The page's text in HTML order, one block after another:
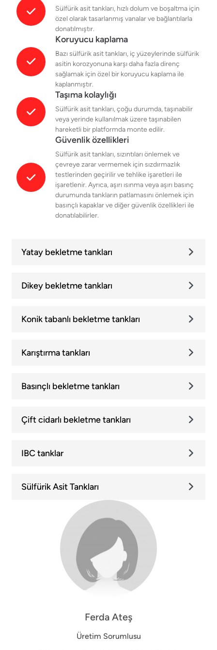
Sülfürik asit tankları, hızlı dolum ve boşaltma için
özel olarak tasarlanmış vanalar ve bağlantılarla
donatılmıştır.
Koruyucu kaplama
Bazı sülfürik asit tankları, iç yüzeylerinde sülfürik
asitin korozyonuna karşı daha fazla direnç
sağlamak için özel bir koruyucu kaplama ile
kaplanmıştır.
Taşıma kolaylığı
Sülfürik asit tankları, çoğu durumda, taşınabilir
veya yerinde kullanılmak üzere taşınabilen
hareketli bir platformda monte edilir.
Güvenlik özellikleri
Sülfürik asit tankları, sızıntıları önlemek ve
çevreye zarar vermemek için sızdırmazlık
testlerinden geçirilir ve tehlike işaretleri ile
işaretlenir. Ayrıca, aşırı ısınma veya aşırı basınç
durumunda tankların patlamasını önlemek için
basınçlı kapaklar ve diğer güvenlik özellikleri ile
donatılabilirler.
Yatay bekletme tankları
Dikey bekletme tankları
Konik tabanlı bekletme tankları
Karıştırma tankları
Basınçlı bekletme tankları
Çift cidarlı bekletme tankları
IBC tanklar
Sülfürik Asit Tankları
Ferda Ateş
Üretim Sorumlusu